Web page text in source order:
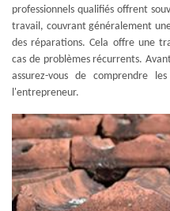
professionnels qualifiés offrent
travail, couvrant généralement
des réparations. Cela offre une
cas de problèmes récurrents.
assurez-vous de comprendre
l'entrepreneur.